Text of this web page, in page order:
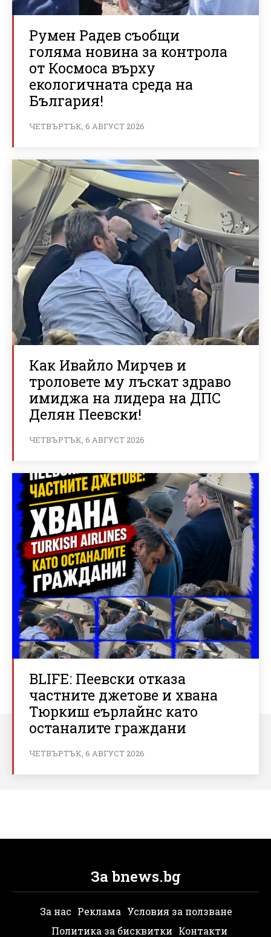
Румен Радев съобщи
голяма новина за контрола
от Космоса върху
екологичната среда на
България!
ЧЕТВЪРТЪК, 6 АВГУСТ 2026
Как Ивайло Мирчев и
троловете му лъскат здраво
имиджа на лидера на ДПС
Делян Пеевски!
ЧЕТВЪРТЪК, 6 АВГУСТ 2026
BLIFE: Пеевски отказа
частните джетове и хвана
Тюркиш еърлайнс като
останалите граждани
ЧЕТВЪРТЪК, 6 АВГУСТ 2026
За bnews.bg
За нас Реклама Условия за ползване
Политика за бисквитки Контакти